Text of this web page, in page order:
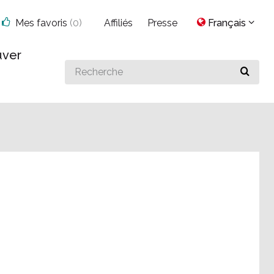
Search
for
Mes favoris (0) Affiliés Presse Français